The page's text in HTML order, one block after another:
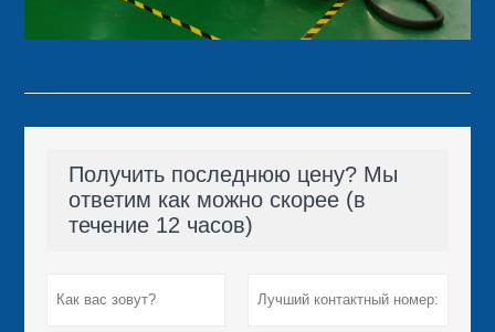
Получить последнюю цену? Мы
ответим как можно скорее (в
течение 12 часов)